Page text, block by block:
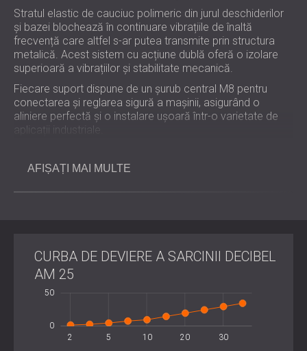
Stratul elastic de cauciuc polimeric din jurul deschiderilor
și bazei blochează în continuare vibrațiile de înaltă
frecvență care altfel s-ar putea transmite prin structura
metalică. Acest sistem cu acțiune dublă oferă o izolare
superioară a vibrațiilor și stabilitate mecanică.
Fiecare suport dispune de un șurub central M8 pentru
conectarea și reglarea sigură a mașinii, asigurând o
aliniere perfectă și o instalare ușoară într-o varietate de
aplicații industriale.
Beneficii cheie
Asigură funcționarea stabilă a echipamentelor
rotative la viteze de 400 RPM și mai mari.
Sistem de izolare dublă care combină amortizarea cu
arc și cauciuc pentru un control superior.
Construcție robustă din oțel galvanizat cu protecție
anticorozivă pentru utilizare în exterior.
Instalare ușoară cu șuruburi M8 reglabile pentru
AFIȘAȚI MAI MULTE
CURBA DE DEVIERE A SARCINII DECIBEL
AM 25
0
50
2 5 10 20 30